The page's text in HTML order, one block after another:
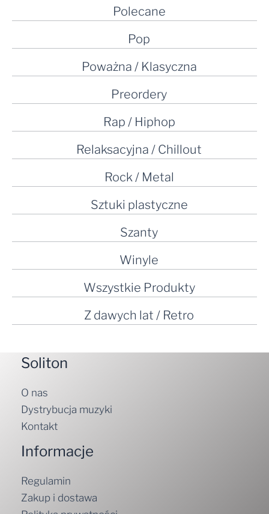
Polecane
Pop
Poważna / Klasyczna
Preordery
Rap / Hiphop
Relaksacyjna / Chillout
Rock / Metal
Sztuki plastyczne
Szanty
Winyle
Wszystkie Produkty
Z dawych lat / Retro
Soliton
O nas
Dystrybucja muzyki
Kontakt
Informacje
Regulamin
Zakup i dostawa